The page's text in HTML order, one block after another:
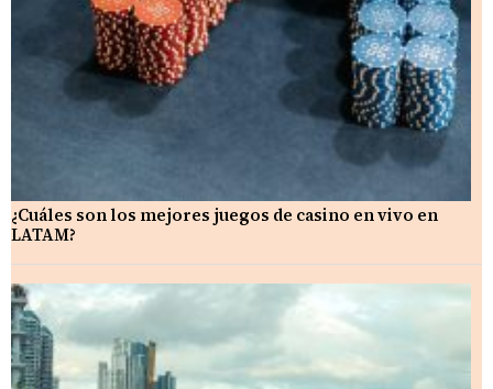
¿Cuáles son los mejores juegos de casino en vivo en
LATAM?